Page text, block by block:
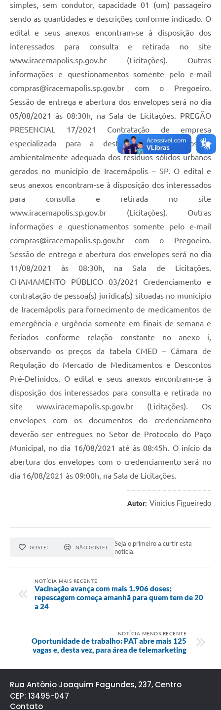
simples, sem condutor, capacidade 01 (um) passageiro
sendo as quantidades e descrições conforme indicado. O
edital e seus anexos encontram-se à disposição dos
interessados para consulta e retirada no site
www.iracemapolis.sp.gov.br (Licitações). Outras
informações e questionamentos somente pelo e-mail
compras@iracemapolis.sp.gov.br com o Pregoeiro.
Sessão de entrega e abertura dos envelopes será no dia
05/08/2021 às 08:30h, na Sala de Licitações. PREGÃO
PRESENCIAL 17/2021 Contratação de empresa
especializada para a destinação e/ou disposição
ambientalmente adequada dos resíduos sólidos urbanos
gerados no município de Iracemápolis – SP. O edital e
seus anexos encontram-se à disposição dos interessados
para consulta e retirada no site
www.iracemapolis.sp.gov.br (Licitações). Outras
informações e questionamentos somente pelo e-mail
compras@iracemapolis.sp.gov.br com o Pregoeiro.
Sessão de entrega e abertura dos envelopes será no dia
11/08/2021 às 08:30h, na Sala de Licitações.
CHAMAMENTO PÚBLICO 03/2021 Credenciamento e
contratação de pessoa(s) jurídica(s) situadas no município
de Iracemápolis para fornecimento de medicamentos de
emergência e urgência somente em finais de semana e
feriados conforme relação constante no anexo i,
observando os preços da tabela CMED – Câmara de
Regulação do Mercado de Medicamentos e Descontos
Pré-Definidos. O edital e seus anexos encontram-se à
disposição dos interessados para consulta e retirada no
site www.iracemapolis.sp.gov.br (Licitações). Os
envelopes com os documentos do credenciamento
deverão ser entregues no Setor de Protocolo do Paço
Municipal, no dia 16/08/2021 até às 08:45h. O início da
abertura dos envelopes com o credenciamento será no
dia 16/08/2021 às 09:00h, na Sala de Licitações.
Autor: Vinicius Figueiredo
GOSTEI NÃO GOSTEI
Seja o primeiro a curtir esta
notícia.
NOTÍCIA MAIS RECENTE
Vacinação avança com mais 1.906 doses;
repescagem começa amanhã para quem tem de 20
a 24
NOTÍCIA MENOS RECENTE
Oportunidade de trabalho: PAT abre mais 125
vagas e, desta vez, para área de telemarketing
Rua Antônio Joaquim Fagundes, 237, Centro
CEP: 13495-047
Contato